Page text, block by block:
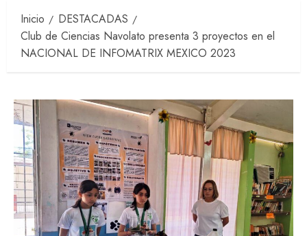
Inicio
DESTACADAS
Club de Ciencias Navolato presenta 3 proyectos en el
NACIONAL DE INFOMATRIX MEXICO 2023